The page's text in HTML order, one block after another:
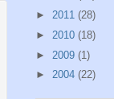
► 2011 (28)
► 2010 (18)
► 2009 (1)
► 2004 (22)